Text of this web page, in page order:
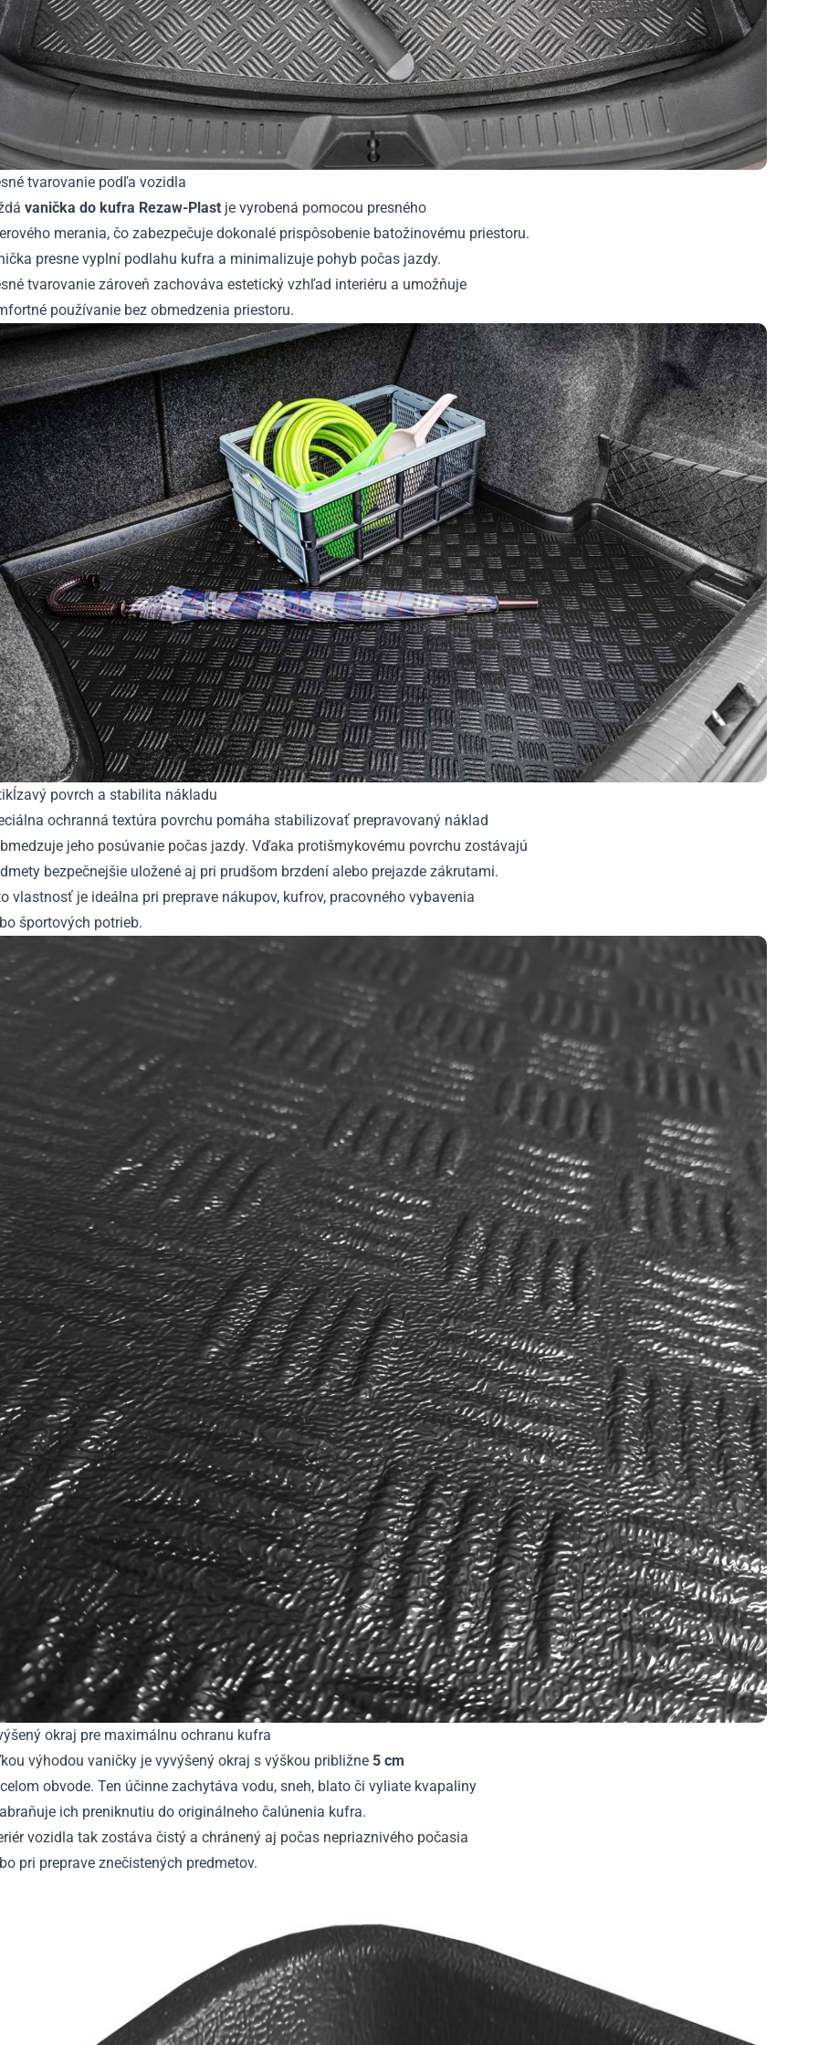
tvarovanie podľa vozidla
vanička do kufra Rezaw-Plast je vyrobená pomocou presného
merania, čo zabezpečuje dokonalé prispôsobenie batožinovému priestoru.
presne vyplní podlahu kufra a minimalizuje pohyb počas jazdy.
tvarovanie zároveň zachováva estetický vzhľad interiéru a umožňuje
používanie bez obmedzenia priestoru.
povrch a stabilita nákladu
ochranná textúra povrchu pomáha stabilizovať prepravovaný náklad
jeho posúvanie počas jazdy. Vďaka protišmykovému povrchu zostávajú
bezpečnejšie uložené aj pri prudšom brzdení alebo prejazde zákrutami.
vlastnosť je ideálna pri preprave nákupov, kufrov, pracovného vybavenia
športových potrieb.
okraj pre maximálnu ochranu kufra
výhodou vaničky je vyvýšený okraj s výškou približne 5 cm
obvode. Ten účinne zachytáva vodu, sneh, blato či vyliate kvapaliny
ich preniknutiu do originálneho čalúnenia kufra.
vozidla tak zostáva čistý a chránený aj počas nepriaznivého počasia
pri preprave znečistených predmetov.